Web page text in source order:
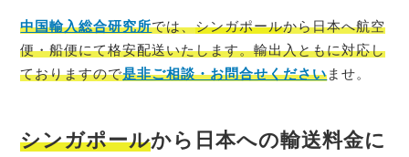
中国輸入総合研究所では、シンガポールから日本へ航空
便・船便にて格安配送いたします。輸出入ともに対応し
ておりますので是非ご相談・お問合せくださいませ。
シンガポールから日本への輸送料金に